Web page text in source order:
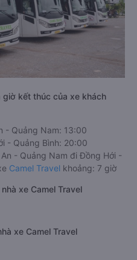
giờ kết thúc của xe khách
- Quảng Nam: 13:00
- Quảng Bình: 20:00
- Quảng Nam đi Đồng Hới -
Camel Travel khoảng: 7 giờ
xe Camel Travel
xe Camel Travel